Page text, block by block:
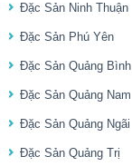
Đặc Sản Ninh Thuận
Đặc Sản Phú Yên
Đặc Sản Quảng Bình
Đặc Sản Quảng Nam
Đặc Sản Quảng Ngãi
Đặc Sản Quảng Trị